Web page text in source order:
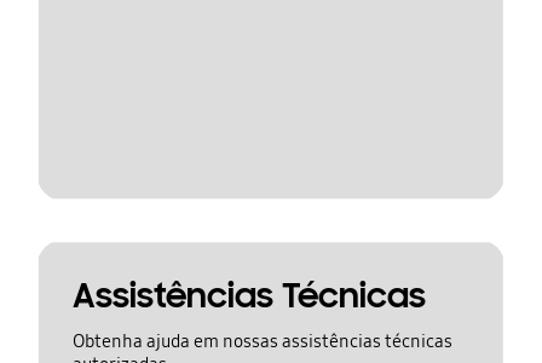
Assistências Técnicas
Obtenha ajuda em nossas assistências técnicas